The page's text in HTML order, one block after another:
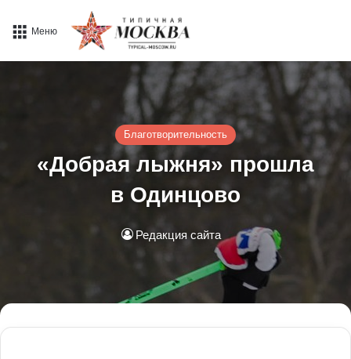
Меню
Благотворительность
«Добрая лыжня» прошла
в Одинцово
Редакция сайта